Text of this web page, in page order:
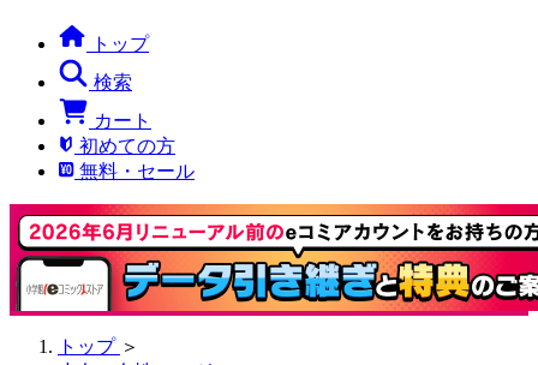
トップ
検索
カート
初めての方
無料・セール
トップ ＞